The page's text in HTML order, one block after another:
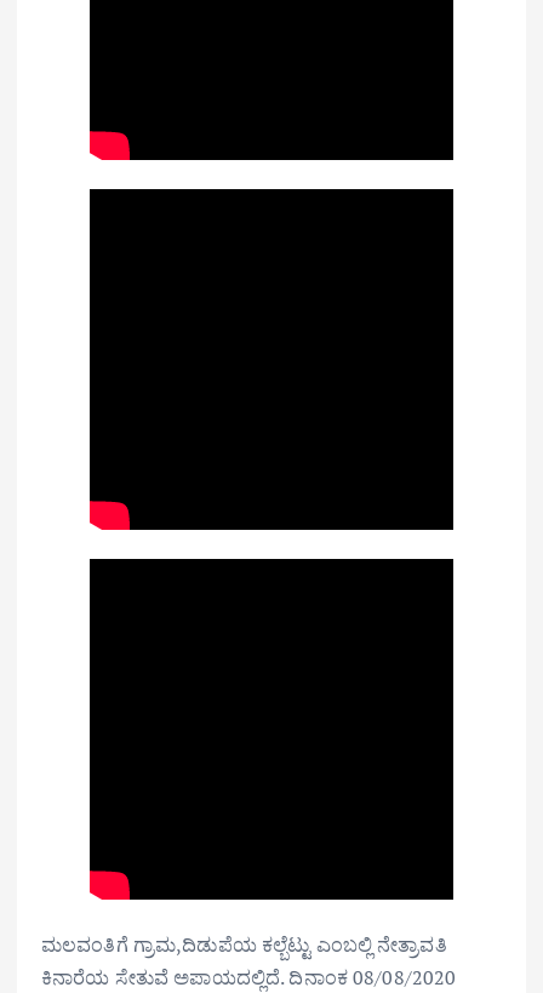
ಮಲವಂತಿಗೆ ಗ್ರಾಮ,ದಿಡುಪೆಯ ಕಲ್ಬೆಟ್ಟು ಎಂಬಲ್ಲಿ ನೇತ್ರಾವತಿ
ಕಿನಾರೆಯ ಸೇತುವೆ ಅಪಾಯದಲ್ಲಿದೆ. ದಿನಾಂಕ 08/08/2020